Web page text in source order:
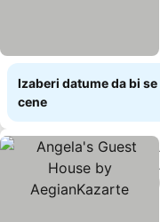
Izaberi datume da bi
cene